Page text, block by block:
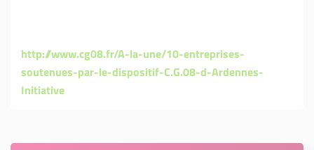
http://www.cg08.fr/A-la-une/10-entreprises-
soutenues-par-le-dispositif-C.G.08-d-Ardennes-
Initiative